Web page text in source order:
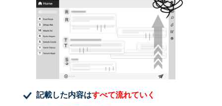
記載した内容はすべて流れていく